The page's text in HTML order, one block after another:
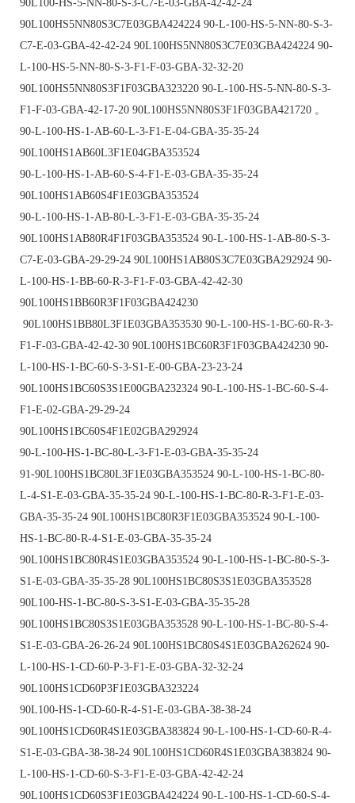
90L100-HS-5-NN-80-S-3-C7-E-03-GBA-42-42-24
90L100HS5NN80S3C7E03GBA424224 90-L-100-HS-5-NN-80-S-3-
C7-E-03-GBA-42-42-24 90L100HS5NN80S3C7E03GBA424224 90-
L-100-HS-5-NN-80-S-3-F1-F-03-GBA-32-32-20
90L100HS5NN80S3F1F03GBA323220 90-L-100-HS-5-NN-80-S-3-
F1-F-03-GBA-42-17-20 90L100HS5NN80S3F1F03GBA421720 。
90-L-100-HS-1-AB-60-L-3-F1-E-04-GBA-35-35-24
90L100HS1AB60L3F1E04GBA353524
90-L-100-HS-1-AB-60-S-4-F1-E-03-GBA-35-35-24
90L100HS1AB60S4F1E03GBA353524
90-L-100-HS-1-AB-80-L-3-F1-E-03-GBA-35-35-24
90L100HS1AB80R4F1F03GBA353524 90-L-100-HS-1-AB-80-S-3-
C7-E-03-GBA-29-29-24 90L100HS1AB80S3C7E03GBA292924 90-
L-100-HS-1-BB-60-R-3-F1-F-03-GBA-42-42-30
90L100HS1BB60R3F1F03GBA424230
90L100HS1BB80L3F1E03GBA353530 90-L-100-HS-1-BC-60-R-3-
F1-F-03-GBA-42-42-30 90L100HS1BC60R3F1F03GBA424230 90-
L-100-HS-1-BC-60-S-3-S1-E-00-GBA-23-23-24
90L100HS1BC60S3S1E00GBA232324 90-L-100-HS-1-BC-60-S-4-
F1-E-02-GBA-29-29-24
90L100HS1BC60S4F1E02GBA292924
90-L-100-HS-1-BC-80-L-3-F1-E-03-GBA-35-35-24
91-90L100HS1BC80L3F1E03GBA353524 90-L-100-HS-1-BC-80-
L-4-S1-E-03-GBA-35-35-24 90-L-100-HS-1-BC-80-R-3-F1-E-03-
GBA-35-35-24 90L100HS1BC80R3F1E03GBA353524 90-L-100-
HS-1-BC-80-R-4-S1-E-03-GBA-35-35-24
90L100HS1BC80R4S1E03GBA353524 90-L-100-HS-1-BC-80-S-3-
S1-E-03-GBA-35-35-28 90L100HS1BC80S3S1E03GBA353528
90L100-HS-1-BC-80-S-3-S1-E-03-GBA-35-35-28
90L100HS1BC80S3S1E03GBA353528 90-L-100-HS-1-BC-80-S-4-
S1-E-03-GBA-26-26-24 90L100HS1BC80S4S1E03GBA262624 90-
L-100-HS-1-CD-60-P-3-F1-E-03-GBA-32-32-24
90L100HS1CD60P3F1E03GBA323224
90L100-HS-1-CD-60-R-4-S1-E-03-GBA-38-38-24
90L100HS1CD60R4S1E03GBA383824 90-L-100-HS-1-CD-60-R-4-
S1-E-03-GBA-38-38-24 90L100HS1CD60R4S1E03GBA383824 90-
L-100-HS-1-CD-60-S-3-F1-E-03-GBA-42-42-24
90L100HS1CD60S3F1E03GBA424224 90-L-100-HS-1-CD-60-S-4-